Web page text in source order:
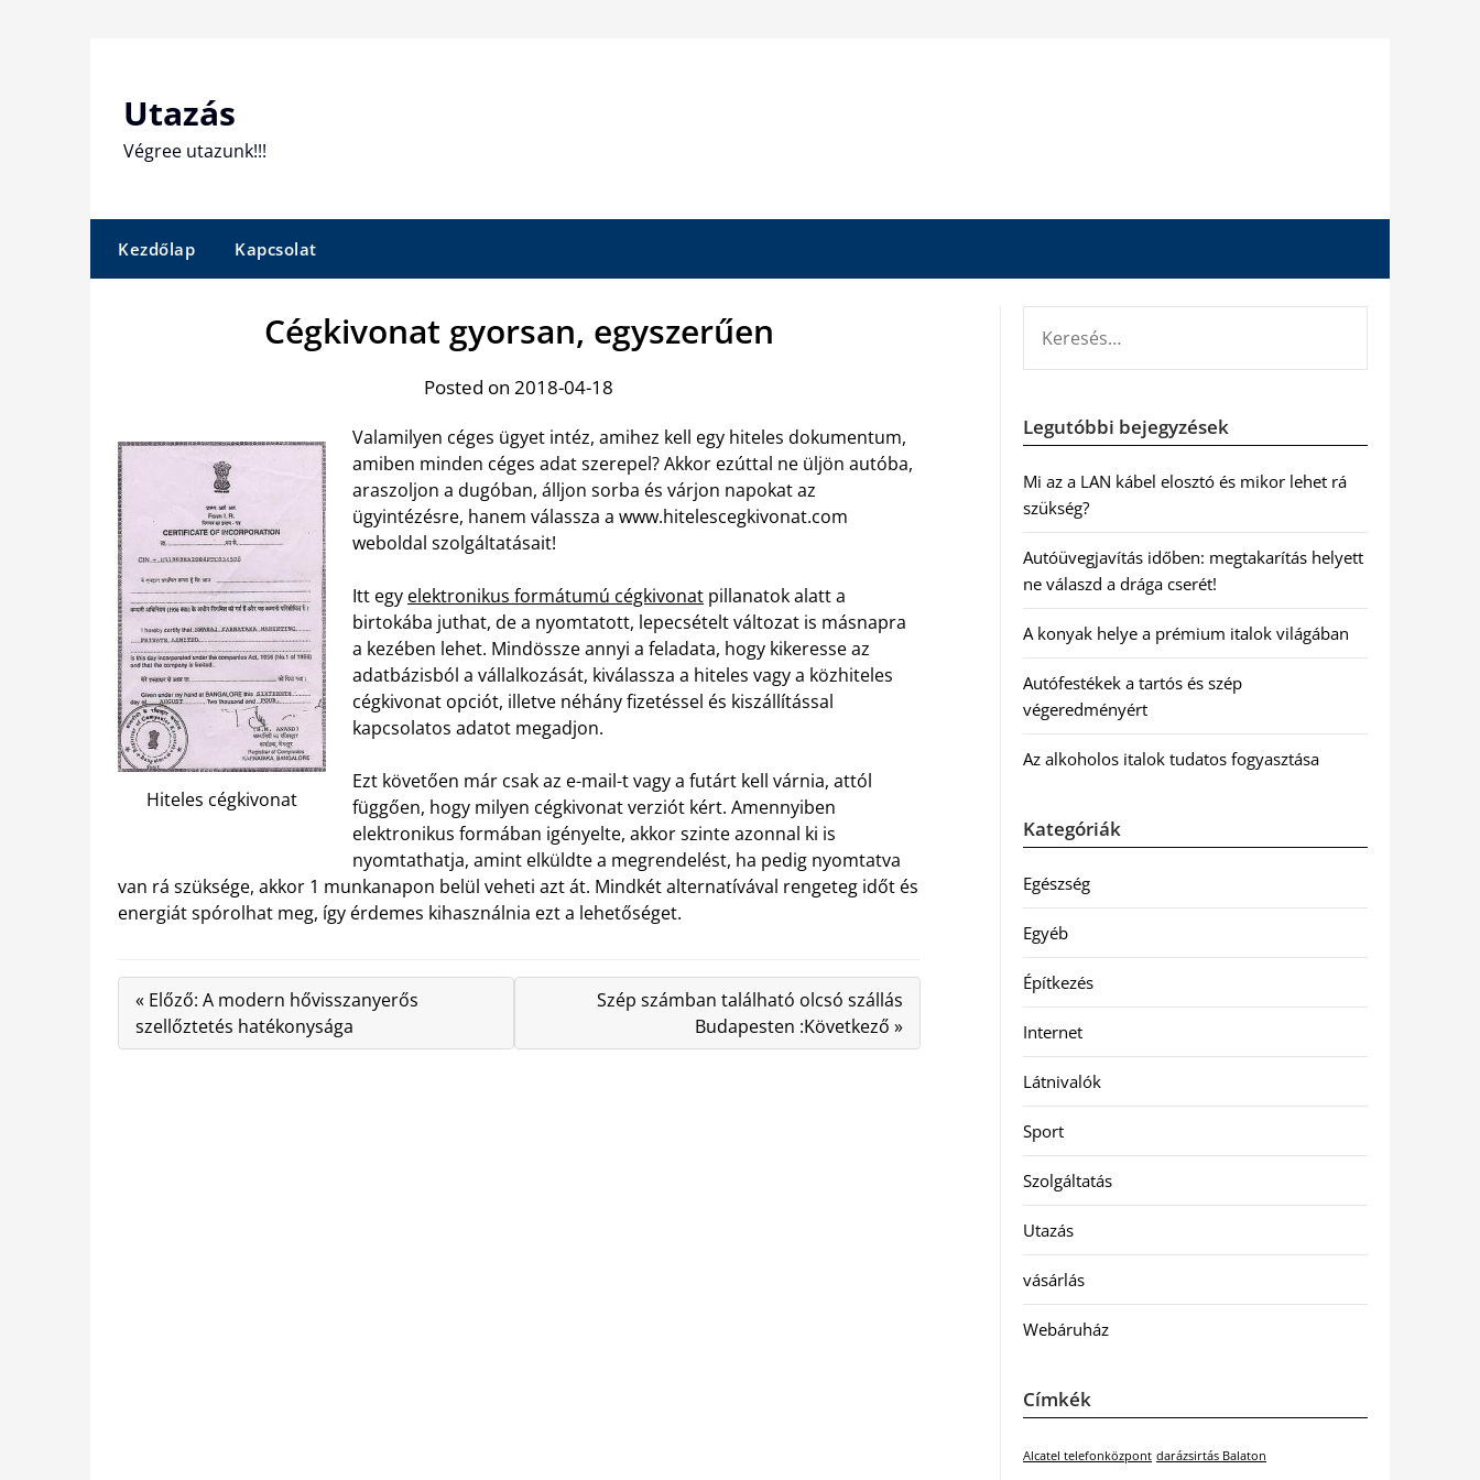
Utazás
Végree utazunk!!!
Kezdőlap Kapcsolat
Cégkivonat gyorsan, egyszerűen
Posted on 2018-04-18
Hiteles cégkivonat
Valamilyen céges ügyet intéz, amihez kell egy hiteles dokumentum,
amiben minden céges adat szerepel? Akkor ezúttal ne üljön autóba,
araszoljon a dugóban, álljon sorba és várjon napokat az
ügyintézésre, hanem válassza a www.hitelescegkivonat.com
weboldal szolgáltatásait!
Itt egy elektronikus formátumú cégkivonat pillanatok alatt a
birtokába juthat, de a nyomtatott, lepecsételt változat is másnapra
a kezében lehet. Mindössze annyi a feladata, hogy kikeresse az
adatbázisból a vállalkozását, kiválassza a hiteles vagy a közhiteles
cégkivonat opciót, illetve néhány fizetéssel és kiszállítással
kapcsolatos adatot megadjon.
Ezt követően már csak az e-mail-t vagy a futárt kell várnia, attól
függően, hogy milyen cégkivonat verziót kért. Amennyiben
elektronikus formában igényelte, akkor szinte azonnal ki is
nyomtathatja, amint elküldte a megrendelést, ha pedig nyomtatva
van rá szüksége, akkor 1 munkanapon belül veheti azt át. Mindkét alternatívával rengeteg időt és
energiát spórolhat meg, így érdemes kihasználnia ezt a lehetőséget.
« Előző: A modern hővisszanyerős
szellőztetés hatékonysága
Szép számban található olcsó szállás
Budapesten :Következő »
Legutóbbi bejegyzések
Mi az a LAN kábel elosztó és mikor lehet rá
szükség?
Autóüvegjavítás időben: megtakarítás helyett
ne válaszd a drága cserét!
A konyak helye a prémium italok világában
Autófestékek a tartós és szép
végeredményért
Az alkoholos italok tudatos fogyasztása
Kategóriák
Egészség
Egyéb
Építkezés
Internet
Látnivalók
Sport
Szolgáltatás
Utazás
vásárlás
Webáruház
Címkék
Alcatel telefonközpont darázsirtás Balaton